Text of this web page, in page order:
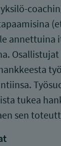
annettuina
tukea
sen